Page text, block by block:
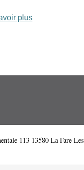
plus
113 13580 La Fare Les